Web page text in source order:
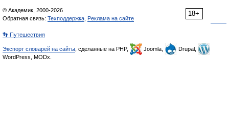
18+
© Академик, 2000-2026
Обратная связь: Техподдержка Реклама на сайте
👣 Путешествия
Экспорт словарей на сайты , сделанные на PHP, Joomla,
Drupal,
WordPress, MODx.